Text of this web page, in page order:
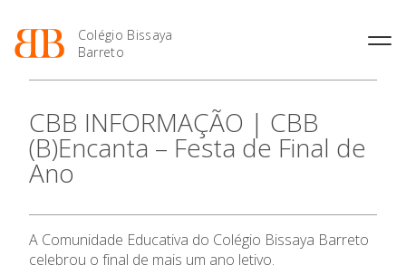
Colégio Bissaya
Barreto
Projeto Educativo
Organização
Colaboradores Docentes
Instalações
Oferta Formativa
Enriquecimento Curricular
Oferta Curricular
Atividades Extracurriculares
Atividades de Interrupção
Profissionais
Matrículas
Horários e Manuais
Termalismo
Curso de Técnico/a de Apoio
à Família e à Comunidade
2027
Calendários
Portal do Professor
de Educação
SIGE
CBB INFORMAÇÃO | CBB
(B)Encanta – Festa de Final de
Ano
A Comunidade Educativa do Colégio Bissaya Barreto
celebrou o final de mais um ano letivo.